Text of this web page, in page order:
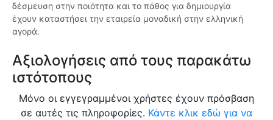
δέσμευση στην ποιότητα και το πάθος για δημιουργία
έχουν καταστήσει την εταιρεία μοναδική στην ελληνική
αγορά.
Αξιολογήσεις από τους παρακάτω
ιστότοπους
Μόνο οι εγγεγραμμένοι χρήστες έχουν πρόσβαση
σε αυτές τις πληροφορίες. Κάντε κλικ εδώ για να